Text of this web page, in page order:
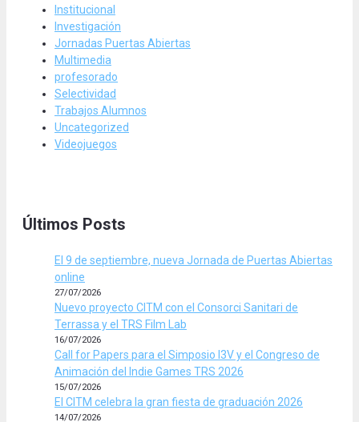
Institucional
Investigación
Jornadas Puertas Abiertas
Multimedia
profesorado
Selectividad
Trabajos Alumnos
Uncategorized
Videojuegos
Últimos Posts
El 9 de septiembre, nueva Jornada de Puertas Abiertas
online
27/07/2026
Nuevo proyecto CITM con el Consorci Sanitari de
Terrassa y el TRS Film Lab
16/07/2026
Call for Papers para el Simposio I3V y el Congreso de
Animación del Indie Games TRS 2026
15/07/2026
El CITM celebra la gran fiesta de graduación 2026
14/07/2026